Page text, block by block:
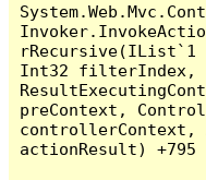
Int32 filterIndex,
preContext,
controllerContext,
actionResult) +795